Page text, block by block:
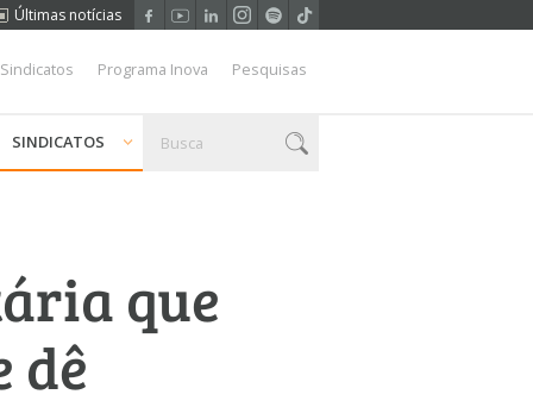
Últimas notícias
Programa Inova Pesquisas
SINDICATOS
que
dê